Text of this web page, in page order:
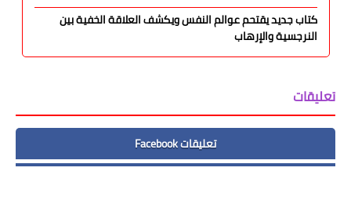
كتاب جديد يقتحم عوالم النفس ويكشف العلاقة الخفية بين
النرجسية والإرهاب
تعليقات
تعليقات Facebook